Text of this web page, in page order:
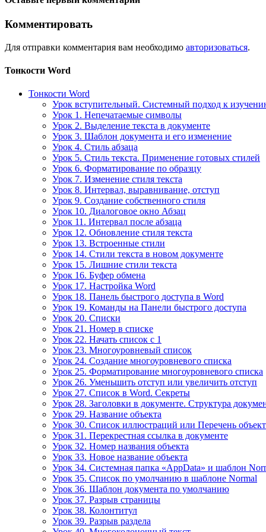
Комментировать
Для отправки комментария вам необходимо авторизоваться.
Тонкости Word
Тонкости Word
Урок вступительный. Системный подход к
Урок 1. Непечатаемые символы
Урок 2. Выделение текста в документе
Урок 3. Шаблон документа и его изменение
Урок 4. Стиль абзаца
Урок 5. Стиль текста. Применение готовых стилей
Урок 6. Форматирование по образцу
Урок 7. Изменение стиля текста
Урок 8. Интервал, выравнивание, отступ
Урок 9. Создание собственного стиля
Урок 10. Диалоговое окно Абзац
Урок 11. Интервал после абзаца
Урок 12. Обновление стиля текста
Урок 13. Встроенные стили
Урок 14. Стили текста в новом документе
Урок 15. Лишние стили текста
Урок 16. Буфер обмена
Урок 17. Настройка Word
Урок 18. Панель быстрого доступа в Word
Урок 19. Команды на Панели быстрого доступа
Урок 20. Списки
Урок 21. Номер в списке
Урок 22. Начать список с 1
Урок 23. Многоуровневый список
Урок 24. Создание многоуровневого списка
Урок 25. Форматирование многоуровневого списка
Урок 26. Уменьшить отступ или увеличить отступ
Урок 27. Список в Word. Секреты
Урок 28. Заголовки в документе. Структура
Урок 29. Название объекта
Урок 30. Список иллюстраций или Перечень
Урок 31. Перекрестная ссылка в документе
Урок 32. Номер названия объекта
Урок 33. Новое название объекта
Урок 34. Системная папка «AppData» и шаблон
Урок 35. Список по умолчанию в шаблоне Normal
Урок 36. Шаблон документа по умолчанию
Урок 37. Разрыв страницы
Урок 38. Колонтитул
Урок 39. Разрыв раздела